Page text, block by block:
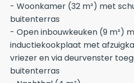
- Woonkamer (32 m²) met
buitenterras
- Open inbouwkeuken (9 m²)
inductiekookplaat met
vriezer en via deurvenster
buitenterras